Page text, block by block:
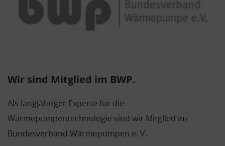
Wir sind Mitglied im BWP.
Als langjähriger Experte für die
Wärmepumpentechnologie sind wir Mitglied im
Bundesverband Wärmepumpen e. V.